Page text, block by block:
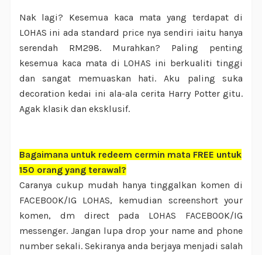
Nak lagi? Kesemua kaca mata yang terdapat di
LOHAS ini ada standard price nya sendiri iaitu hanya
serendah RM298. Murahkan? Paling penting
kesemua kaca mata di LOHAS ini berkualiti tinggi
dan sangat memuaskan hati. Aku paling suka
decoration kedai ini ala-ala cerita Harry Potter gitu.
Agak klasik dan eksklusif.
Bagaimana untuk redeem cermin mata FREE untuk
150 orang yang terawal?
Caranya cukup mudah hanya tinggalkan komen di
FACEBOOK/IG LOHAS, kemudian screenshort your
komen, dm direct pada LOHAS FACEBOOK/IG
messenger. Jangan lupa drop your name and phone
number sekali. Sekiranya anda berjaya menjadi salah